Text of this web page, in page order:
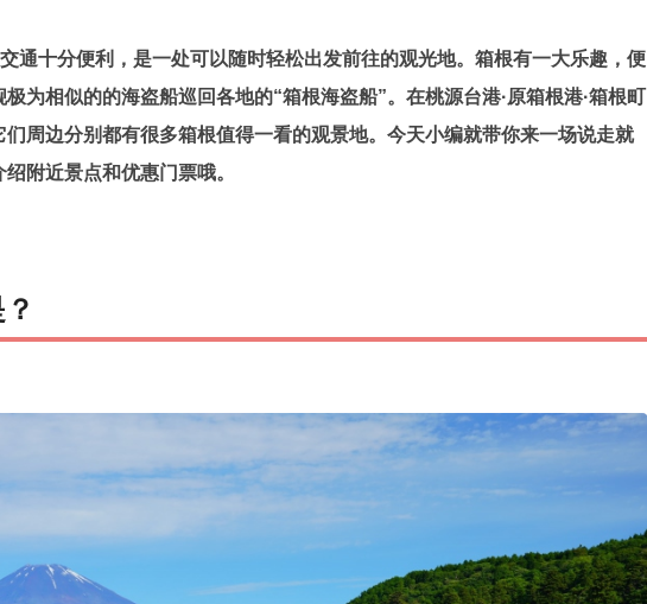
通十分便利，是一处可以随时轻松出发前往的观光地。箱根有一大乐趣，便
为相似的的海盗船巡回各地的“箱根海盗船”。在桃源台港·原箱根港·箱根町
周边分别都有很多箱根值得一看的观景地。今天小编就带你来一场说走就
附近景点和优惠门票哦。